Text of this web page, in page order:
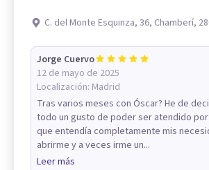
C. del Monte Esquinza, 36, Chamberí,
Jorge Cuervo
12 de mayo de 2025
Localización: Madrid
Tras varios meses con Óscar? He de
todo un gusto de poder ser atendido
que entendía completamente mis
abrirme y a veces irme un...
Leer más